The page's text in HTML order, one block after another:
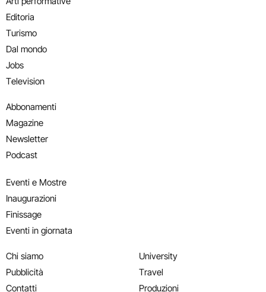
Editoria
Turismo
Dal mondo
Jobs
Television
Abbonamenti
Magazine
Newsletter
Podcast
Eventi e Mostre
Inaugurazioni
Finissage
Eventi in giornata
Chi siamo
Pubblicità
Contatti
University
Travel
Produzioni